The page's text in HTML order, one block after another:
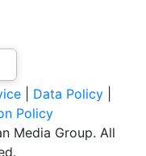
Data Policy
Policy
Media Group. All